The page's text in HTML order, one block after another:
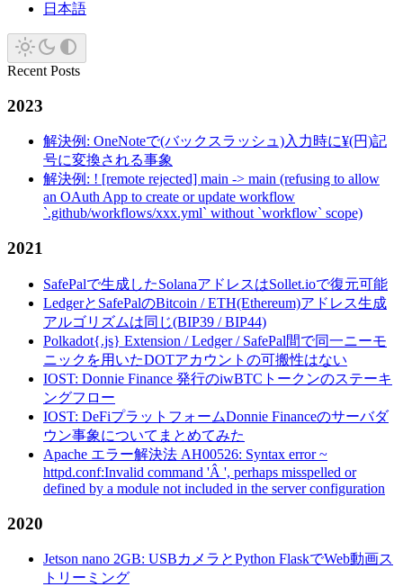
日本語
Recent Posts
2023
解決例: OneNoteで(バックスラッシュ)入力時に¥(円)記
号に変換される事象
解決例: ! [remote rejected] main -> main (refusing to allow
an OAuth App to create or update workflow
`.github/workflows/xxx.yml` without `workflow` scope)
2021
SafePalで生成したSolanaアドレスはSollet.ioで復元可能
LedgerとSafePalのBitcoin / ETH(Ethereum)アドレス生成
アルゴリズムは同じ(BIP39 / BIP44)
Polkadot{.js} Extension / Ledger / SafePal間で同一ニーモ
ニックを用いたDOTアカウントの可搬性はない
IOST: Donnie Finance 発行のiwBTCトークンのステーキ
ングフロー
IOST: DeFiプラットフォームDonnie Financeのサーバダ
ウン事象についてまとめてみた
Apache エラー解決法 AH00526: Syntax error ~
httpd.conf:Invalid command 'Â ', perhaps misspelled or
defined by a module not included in the server configuration
2020
Jetson nano 2GB: USBカメラとPython FlaskでWeb動画ス
トリーミング